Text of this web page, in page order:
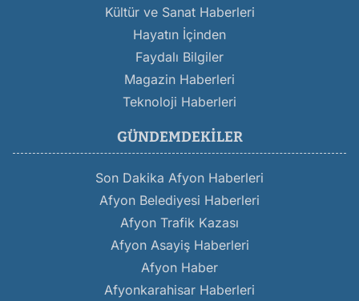
Kültür ve Sanat Haberleri
Hayatın İçinden
Faydalı Bilgiler
Magazin Haberleri
Teknoloji Haberleri
GÜNDEMDEKILER
Son Dakika Afyon Haberleri
Afyon Belediyesi Haberleri
Afyon Trafik Kazası
Afyon Asayiş Haberleri
Afyon Haber
Afyonkarahisar Haberleri